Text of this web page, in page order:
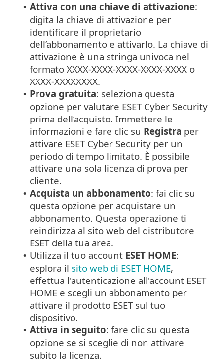
• Attiva con una chiave di attivazione:
digita la chiave di attivazione per
identificare il proprietario
dell’abbonamento e attivarlo. La chiave di
attivazione è una stringa univoca nel
formato XXXX-XXXX-XXXX-XXXX-XXXX o
XXXX-XXXXXXXX.
• Prova gratuita: seleziona questa
opzione per valutare ESET Cyber Security
prima dell’acquisto. Immettere le
informazioni e fare clic su Registra per
attivare ESET Cyber Security per un
periodo di tempo limitato. È possibile
attivare una sola licenza di prova per
cliente.
• Acquista un abbonamento: fai clic su
questa opzione per acquistare un
abbonamento. Questa operazione ti
reindirizza al sito web del distributore
ESET della tua area.
• Utilizza il tuo account ESET HOME:
esplora il sito web di ESET HOME,
effettua l'autenticazione all'account ESET
HOME e scegli un abbonamento per
attivare il prodotto ESET sul tuo
dispositivo.
• Attiva in seguito: fare clic su questa
opzione se si sceglie di non attivare
subito la licenza.